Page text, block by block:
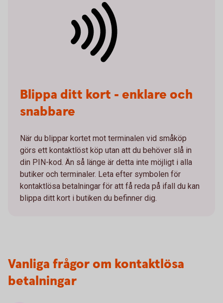
Blippa ditt kort - enklare och
snabbare
När du blippar kortet mot terminalen vid småköp
görs ett kontaktlöst köp utan att du behöver slå in
din PIN-kod. Än så länge är detta inte möjligt i alla
butiker och terminaler. Leta efter symbolen för
kontaktlösa betalningar för att få reda på ifall du kan
blippa ditt kort i butiken du befinner dig.
Vanliga frågor om kontaktlösa
betalningar